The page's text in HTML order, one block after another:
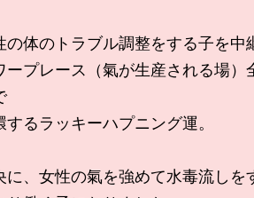
の体のトラブル調整をする子を中
ープレース（氣が生産される場）
するラッキーハプニング運。
に、女性の氣を強めて水毒流しを